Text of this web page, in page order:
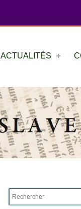
ACTUALITÉS